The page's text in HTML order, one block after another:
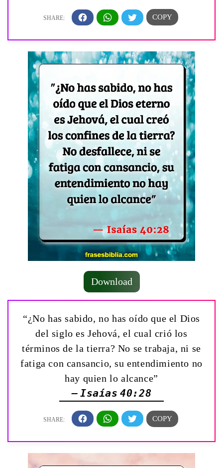
Download
“¿No has sabido, no has oído que el Dios
del siglo es Jehová, el cual crió los
términos de la tierra? No se trabaja, ni se
fatiga con cansancio, su entendimiento no
hay quien lo alcance”
— Isaías 40:28